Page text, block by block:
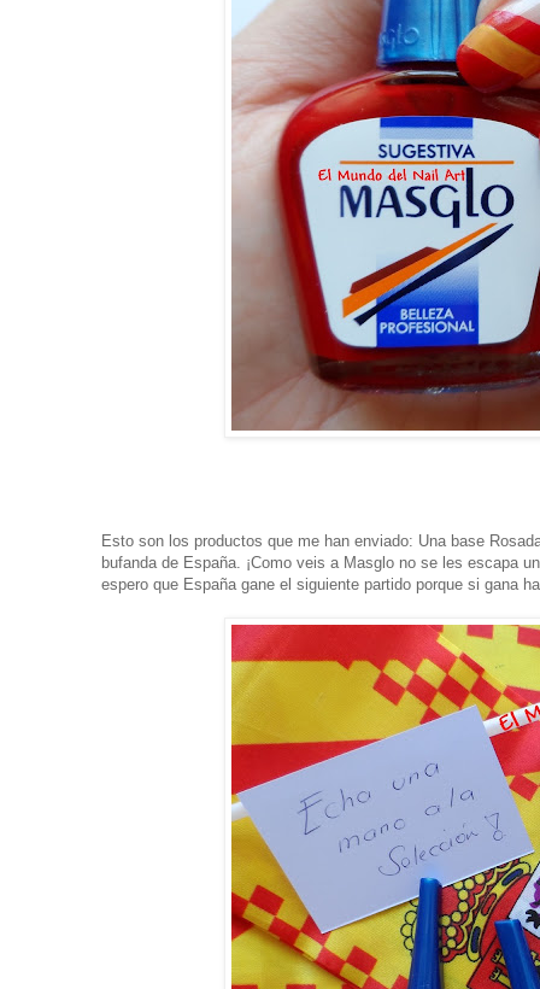
Esto son los productos que me han enviado: Una base
bufanda de España. ¡Como veis a Masglo no se les escapa
espero que España gane el siguiente partido porque si gana